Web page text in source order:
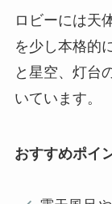
ロビーには天
を少し本格的
と星空、灯台
いています。
おすすめポイ